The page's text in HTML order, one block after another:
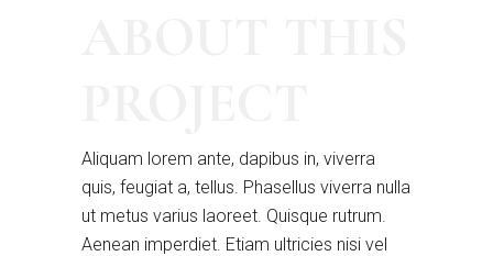
Aliquam lorem ante, dapibus in, viverra
quis, feugiat a, tellus. Phasellus viverra nulla
ut metus varius laoreet. Quisque rutrum.
Aenean imperdiet. Etiam ultricies nisi vel